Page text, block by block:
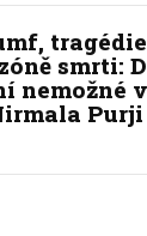
smrti:
nemožné